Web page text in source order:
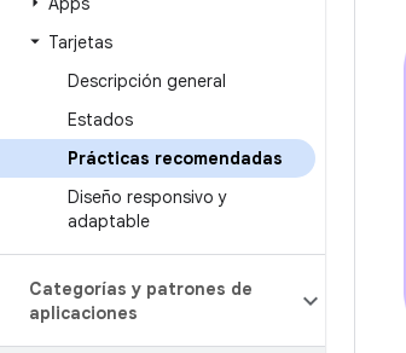
Tarjetas
Descripción general
Estados
Prácticas recomendadas
Diseño responsivo y
adaptable
Categorías y patrones de
aplicaciones